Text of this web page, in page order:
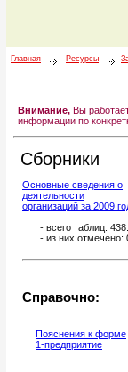
Главная Ресурсы
Внимание, Вы
информации по
Сборники
Основные сведения о
деятельности
организаций за 2009
- всего таблиц: 438.
- из них отмечено:
Справочно:
Пояснения к форме
1-предприятие